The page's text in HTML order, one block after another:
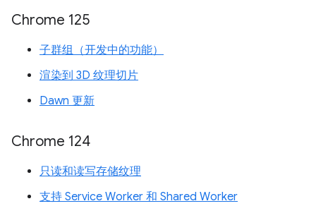
Chrome 125
子群组（开发中的功能）
渲染到 3D 纹理切片
Dawn 更新
Chrome 124
只读和读写存储纹理
支持 Service Worker 和 Shared Worker